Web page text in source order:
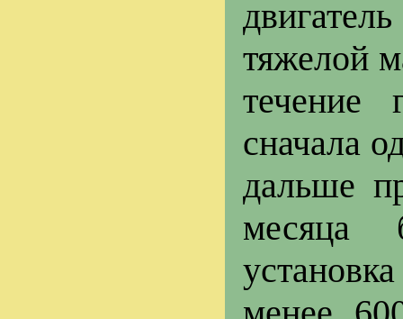
тяжелой
течение
сначала
дальше
месяца